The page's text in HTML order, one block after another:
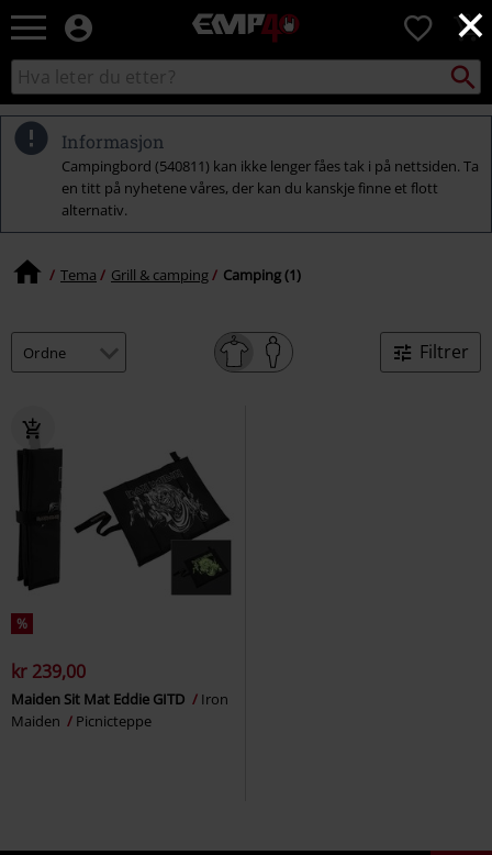
×
EMP
Musikk,
TV
merch
-
0
Søk
i
katalogen
Søk
Informasjon
Campingbord (540811) kan ikke lenger fåes tak i på nettsiden. Ta
en titt på nyhetene våres, der kan du kanskje finne et flott
alternativ.
Tema Grill & camping Camping (1)
Filtrer
%
kr 239,00
Maiden Sit Mat Eddie GITD
Iron
Maiden
Picnicteppe